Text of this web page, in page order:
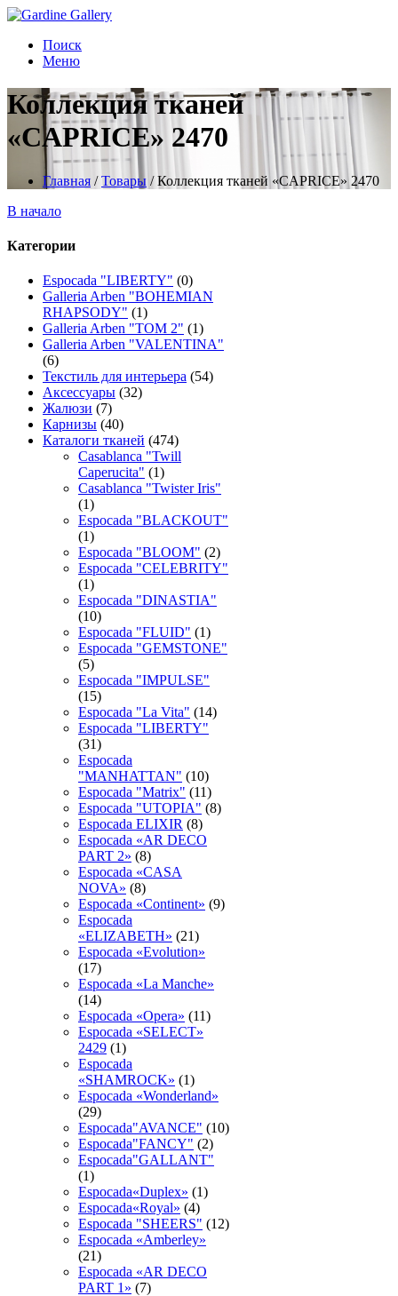
Поиск
Меню
Коллекция тканей
«CAPRICE» 2470
Главная /Товары /Коллекция тканей «CAPRICE» 2470
В начало
Категории
Espocada "LIBERTY" (0)
Galleria Arben "BOHEMIAN
RHAPSODY" (1)
Galleria Arben "TOM 2" (1)
Galleria Arben "VALENTINA"
(6)
Текстиль для интерьера (54)
Аксессуары (32)
Жалюзи (7)
Карнизы (40)
Каталоги тканей (474)
Casablanca "Twill
Caperucita" (1)
Casablanca "Twister Iris"
(1)
Espocada "BLACKOUT"
(1)
Espocada "BLOOM" (2)
Espocada "CELEBRITY"
(1)
Espocada "DINASTIA"
(10)
Espocada "FLUID" (1)
Espocada "GEMSTONE"
(5)
Espocada "IMPULSE"
(15)
Espocada "La Vita" (14)
Espocada "LIBERTY"
(31)
Espocada
"MANHATTAN" (10)
Espocada "Matrix" (11)
Espocada "UTOPIA" (8)
Espocada ELIXIR (8)
Espocada «AR DECO
PART 2» (8)
Espocada «CASA
NOVA» (8)
Espocada «Continent» (9)
Espocada
«ELIZABETH» (21)
Espocada «Evolution»
(17)
Espocada «La Manche»
(14)
Espocada «Opera» (11)
Espocada «SELECT»
2429 (1)
Espocada
«SHAMROCK» (1)
Espocada «Wonderland»
(29)
Espocada"AVANCE" (10)
Espocada"FANCY" (2)
Espocada"GALLANT"
(1)
Espocada«Duplex» (1)
Espocada«Royal» (4)
Espocadа "SHEERS" (12)
Espocadа «Amberley»
(21)
Espocadа «AR DECO
PART 1» (7)